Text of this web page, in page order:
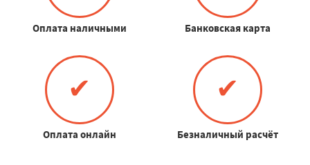
Оплата наличными Банковская карта
✔
Оплата онлайн
✔
Безналичный расчёт